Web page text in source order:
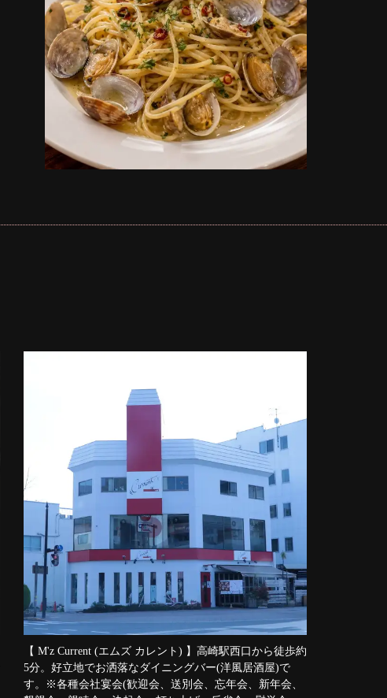
【 M'z Current (エムズ カレント) 】高崎駅西口から徒歩約
5分。好立地でお洒落なダイニングバー(洋風居酒屋)で
す。※各種会社宴会(歓迎会、送別会、忘年会、新年会、